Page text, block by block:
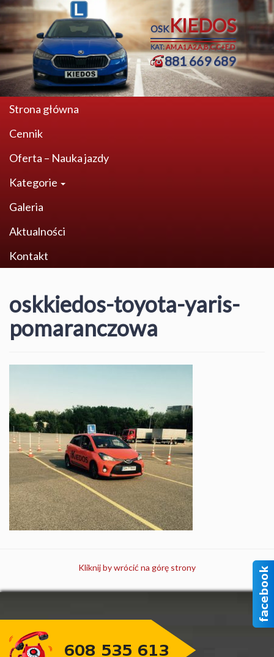
OSKKIEDOS
KAT:AM,A1,A2,A,B,C,C+E,D
881 669 689
Strona główna
Cennik
Oferta – Nauka jazdy
Kategorie
Galeria
Aktualności
Kontakt
oskkiedos-toyota-yaris-
pomaranczowa
Kliknij by wrócić na górę strony